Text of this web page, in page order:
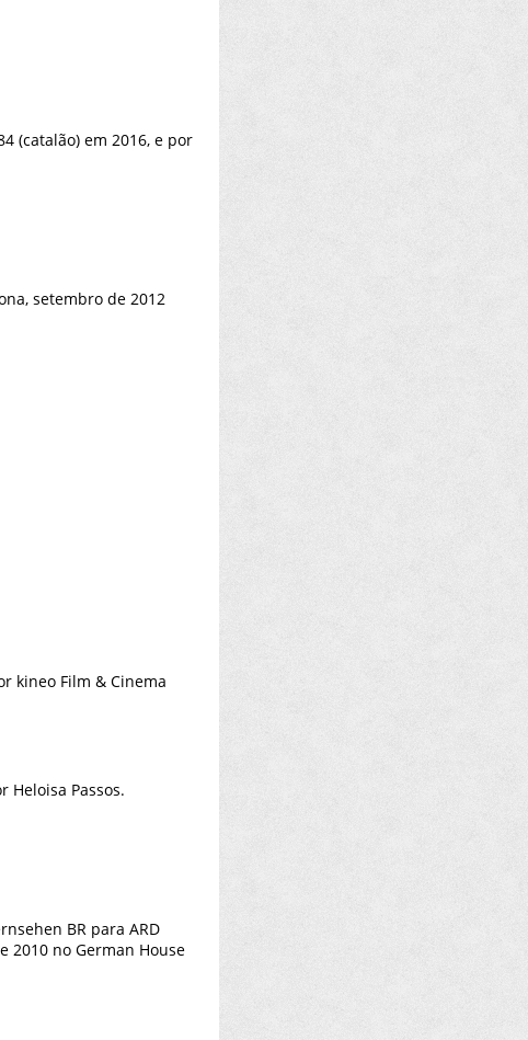
(catalão) em 2016, e por
setembro de 2012
kineo Film & Cinema
Heloisa Passos.
BR para ARD
2010 no German House